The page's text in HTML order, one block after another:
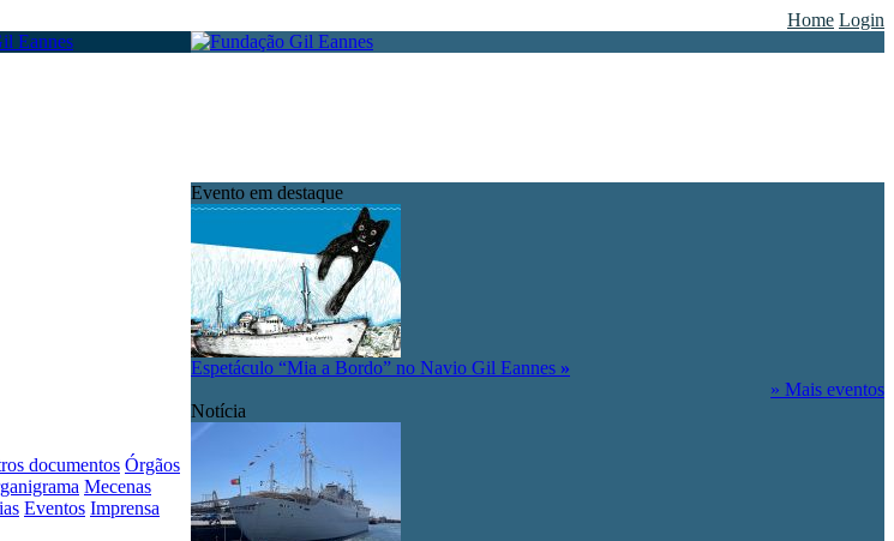
Home Login
documentos Órgãos
Mecenas
Eventos Imprensa
Evento em destaque
Espetáculo “Mia a Bordo” no Navio Gil Eannes »
» Mais eventos
Notícia